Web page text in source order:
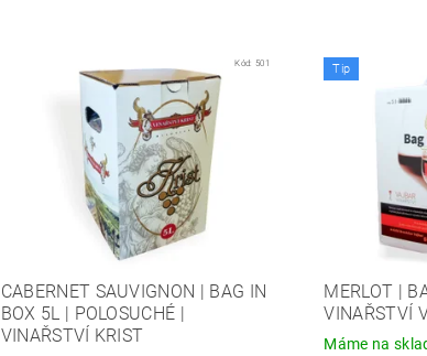
Kód:501
CABERNET SAUVIGNON | BAG IN
BOX 5L | POLOSUCHÉ |
VINAŘSTVÍ KRIST
Tip
MERLOT |
VINAŘSTVÍ
Máme na